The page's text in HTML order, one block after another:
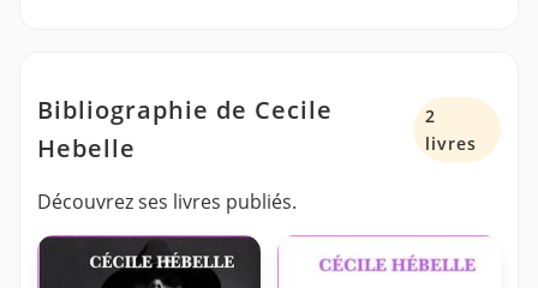
Bibliographie de Cecile
Hebelle
2
livres
Découvrez ses livres publiés.